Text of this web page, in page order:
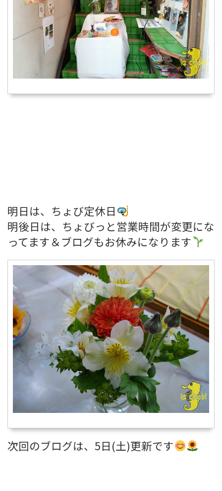
明日は、ちょび定休日
明後日は、ちょびっと営業時間が変更にな
ってます＆ブログもお休みになります
次回のブログは、5日(土)更新です